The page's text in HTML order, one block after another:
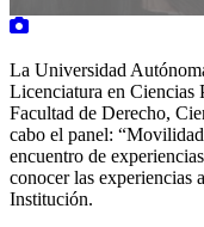
La Universidad
Licenciatura en Ciencias
Facultad de Derecho,
cabo el panel:
encuentro de
conocer las experiencias
Institución.